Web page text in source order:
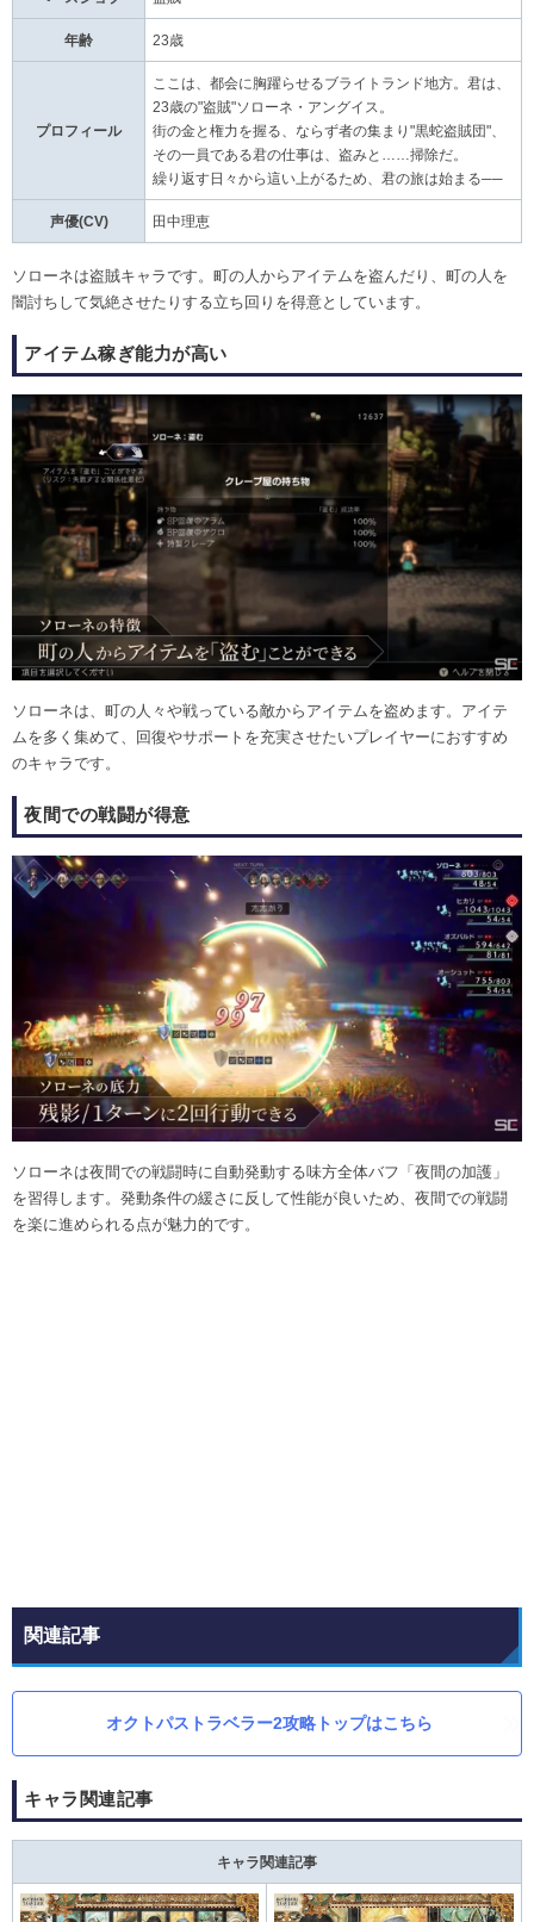
年齢 23歳
プロフィール
ここは、都会に胸躍らせるブライトランド地方。君は、
23歳の"盗賊"ソローネ・アングイス。
街の金と権力を握る、ならず者の集まり"黒蛇盗賊団"、
その一員である君の仕事は、盗みと……掃除だ。
繰り返す日々から這い上がるため、君の旅は始まる──
声優(CV) 田中理恵
ソローネは盗賊キャラです。町の人からアイテムを盗んだり、町の人を
闇討ちして気絶させたりする立ち回りを得意としています。
アイテム稼ぎ能力が高い
ソローネは、町の人々や戦っている敵からアイテムを盗めます。アイテ
ムを多く集めて、回復やサポートを充実させたいプレイヤーにおすすめ
のキャラです。
夜間での戦闘が得意
ソローネは夜間での戦闘時に自動発動する味方全体バフ「夜間の加護」
を習得します。発動条件の緩さに反して性能が良いため、夜間での戦闘
を楽に進められる点が魅力的です。
関連記事
オクトパストラベラー2攻略トップはこちら
キャラ関連記事
キャラ関連記事